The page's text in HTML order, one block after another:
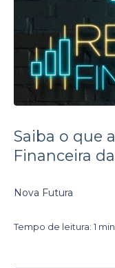
Saiba o que
Financeira
Nova Futura
Tempo de leitura: 1 min.